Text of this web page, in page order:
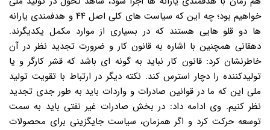
خواهیم بود؛ چه این که سیاست های کلی اصل ۴۴ و هدفمندی یارانه
ها دو قلو هایی هستند که در بسیاری از موارد مکمل یکدیگرند.
دهقانی همچنین با اشاره به قانون کار و ضرورت تجدید نظر در آن
خاطرنشان کرد: قانون کار نباید به گونه ای باشد که قشر کارگر و یا
تولیدکننده را دچار استرس کند. نکته دیگر در ارتباط با تقویت تولید
ملی این که ما در قوانین صادرات و واردات باید به طور جدی تجدید
نظر کنیم. وی ادامه داد: در بخش صادرات غیر نفتی باید به سمت
توسعه حرکت کرد و اگر همزمان، سیاست جایگزینی برای محصولات